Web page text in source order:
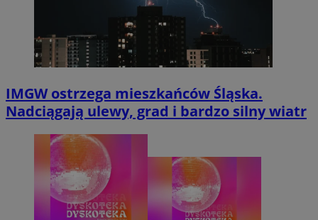
IMGW ostrzega mieszkańców Śląska.
Nadciągają ulewy, grad i bardzo silny wiatr